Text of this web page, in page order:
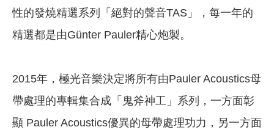
性的發燒精選系列「絕對的聲音TAS」，每一年的
精選都是由Günter Pauler精心炮製。
2015年，極光音樂決定將所有由Pauler Acoustics母
帶處理的專輯集合成「鬼斧神工」系列，一方面彰
顯 Pauler Acoustics優異的母帶處理功力，另一方面